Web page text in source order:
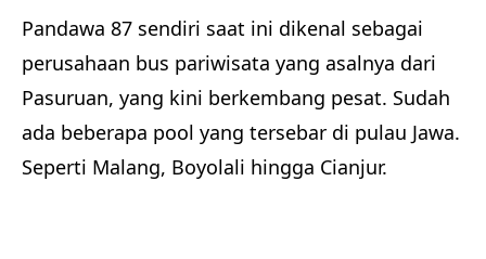
Pandawa 87 sendiri saat ini dikenal sebagai
perusahaan bus pariwisata yang asalnya dari
Pasuruan, yang kini berkembang pesat. Sudah
ada beberapa pool yang tersebar di pulau Jawa.
Seperti Malang, Boyolali hingga Cianjur.